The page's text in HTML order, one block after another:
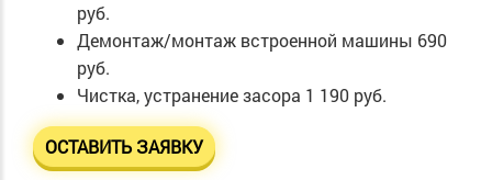
руб.
Демонтаж/монтаж встроенной машины 690
руб.
Чистка, устранение засора 1 190 руб.
ОСТАВИТЬ ЗАЯВКУ